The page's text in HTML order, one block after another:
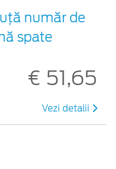
număr de
spate
€ 51,65
Vezi detalii